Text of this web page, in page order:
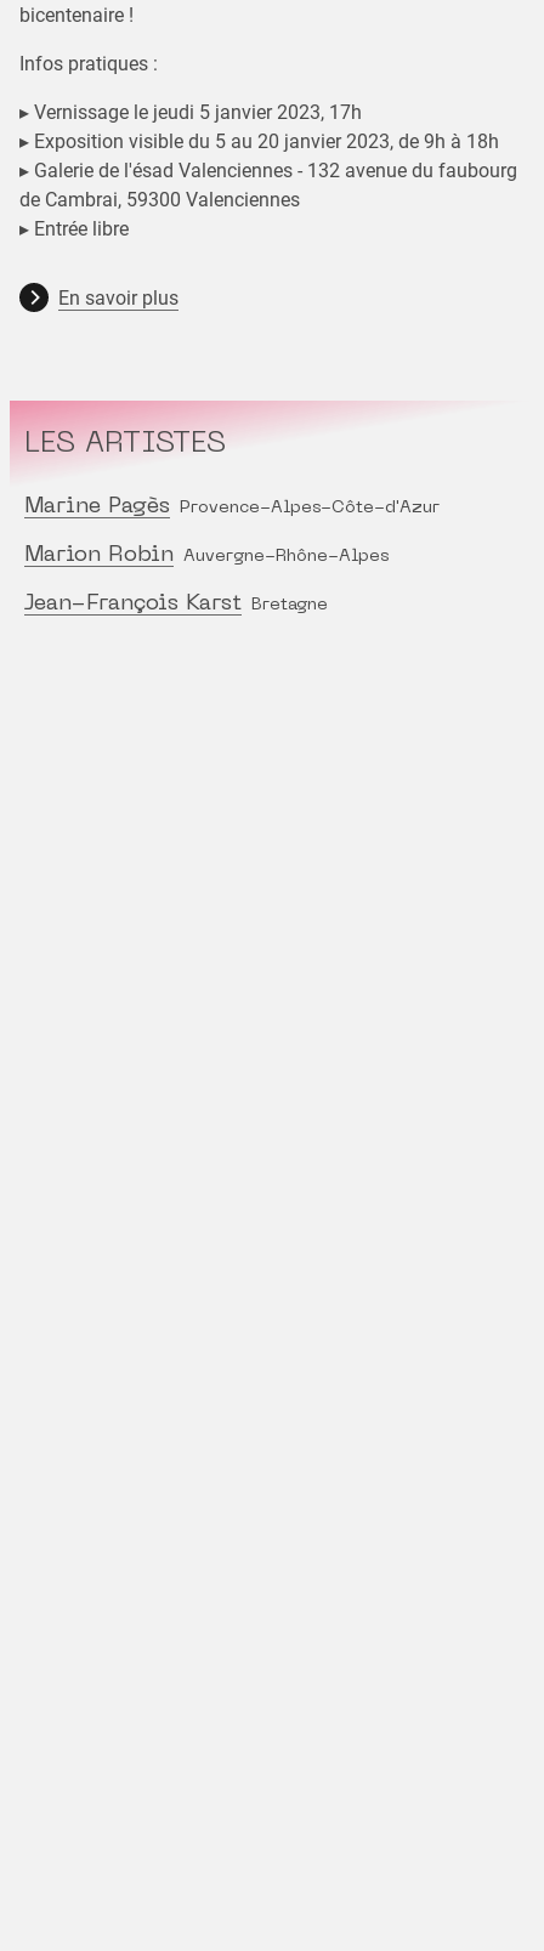
bicentenaire !
Infos pratiques :
▸ Vernissage le jeudi 5 janvier 2023, 17h
▸ Exposition visible du 5 au 20 janvier 2023, de 9h à 18h
▸ Galerie de l'ésad Valenciennes - 132 avenue du faubourg
de Cambrai, 59300 Valenciennes
▸ Entrée libre
En savoir plus
LES ARTISTES
Marine Pagès Provence-Alpes-Côte-d'Azur
Marion Robin Auvergne-Rhône-Alpes
Jean-François Karst Bretagne